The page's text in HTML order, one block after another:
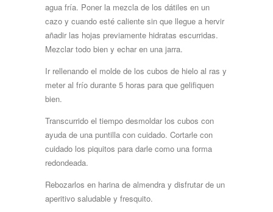
agua fría. Poner la mezcla de los dátiles en un
cazo y cuando esté caliente sin que llegue a hervir
añadir las hojas previamente hidratas escurridas.
Mezclar todo bien y echar en una jarra.
Ir rellenando el molde de los cubos de hielo al ras y
meter al frío durante 5 horas para que gelifiquen
bien.
Transcurrido el tiempo desmoldar los cubos con
ayuda de una puntilla con cuidado. Cortarle con
cuidado los piquitos para darle como una forma
redondeada.
Rebozarlos en harina de almendra y disfrutar de un
aperitivo saludable y fresquito.